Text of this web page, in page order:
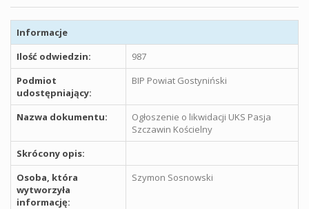
Informacje
Ilość odwiedzin:
987
Podmiot
udostępniający:
BIP Powiat Gostyniński
Nazwa dokumentu:
Ogłoszenie o likwidacji UKS Pasja
Szczawin Kościelny
Skrócony opis:
Osoba, która
wytworzyła
informację:
Szymon Sosnowski